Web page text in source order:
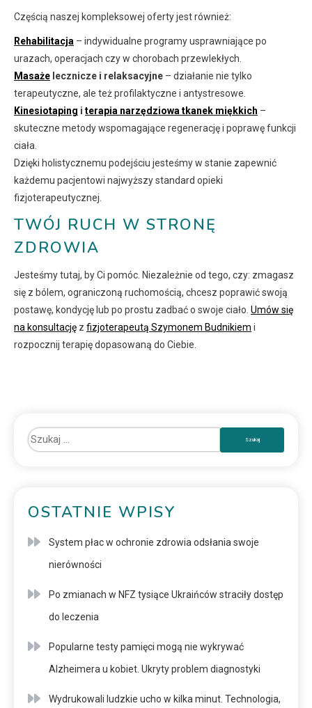
Częścią naszej kompleksowej oferty jest również:
Rehabilitacja – indywidualne programy usprawniające po
urazach, operacjach czy w chorobach przewlekłych.
Masaże lecznicze i relaksacyjne – działanie nie tylko
terapeutyczne, ale też profilaktyczne i antystresowe.
Kinesiotaping i terapia narzędziowa tkanek miękkich –
skuteczne metody wspomagające regenerację i poprawę funkcji
ciała.
Dzięki holistycznemu podejściu jesteśmy w stanie zapewnić
każdemu pacjentowi najwyższy standard opieki
fizjoterapeutycznej.
TWÓJ RUCH W STRONĘ
ZDROWIA
Jesteśmy tutaj, by Ci pomóc. Niezależnie od tego, czy: zmagasz
się z bólem, ograniczoną ruchomością, chcesz poprawić swoją
postawę, kondycję lub po prostu zadbać o swoje ciało. Umów się
na konsultację z fizjoterapeutą Szymonem Budnikiem i
rozpocznij terapię dopasowaną do Ciebie.
OSTATNIE WPISY
System płac w ochronie zdrowia odsłania swoje
nierówności
Po zmianach w NFZ tysiące Ukraińców straciły dostęp
do leczenia
Popularne testy pamięci mogą nie wykrywać
Alzheimera u kobiet. Ukryty problem diagnostyki
Wydrukowali ludzkie ucho w kilka minut. Technologia,